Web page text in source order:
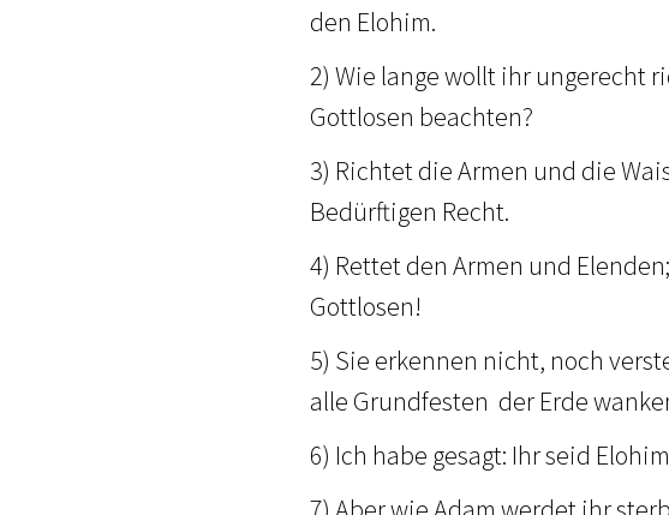
den Elohim.
2) Wie lange wollt ihr ungerecht
Gottlosen beachten?
3) Richtet die Armen und die
Bedürftigen Recht.
4) Rettet den Armen und
Gottlosen!
5) Sie erkennen nicht, noch
alle Grundfesten der Erde
6) Ich habe gesagt: Ihr seid